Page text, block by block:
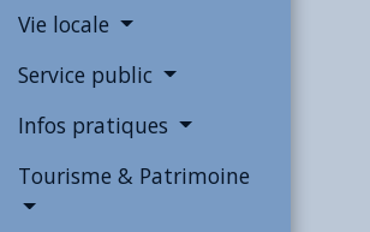
Vie locale
Service public
Infos pratiques
Tourisme & Patrimoine